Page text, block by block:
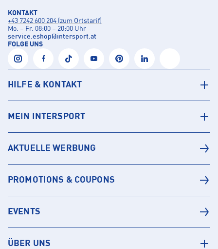
KONTAKT
+43 7242 600 204 (zum Ortstarif)
Mo. – Fr. 08:00 – 20:00 Uhr
service.eshop@intersport.at
FOLGE UNS
HILFE & KONTAKT
MEIN INTERSPORT
AKTUELLE WERBUNG
PROMOTIONS & COUPONS
EVENTS
ÜBER UNS